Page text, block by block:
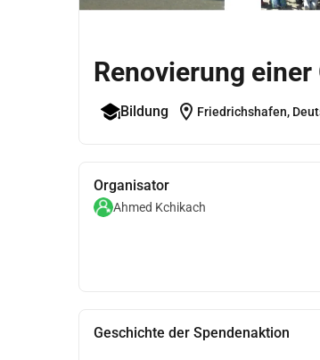
Renovierung
Bildung location_on Friedrichshafen,
Organisator
Ahmed Kchikach
Geschichte der Spendenaktion